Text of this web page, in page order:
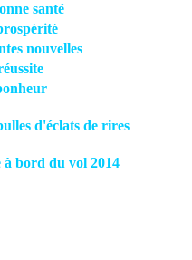
santé
nouvelles
d'éclats de rires
à bord du vol 2014